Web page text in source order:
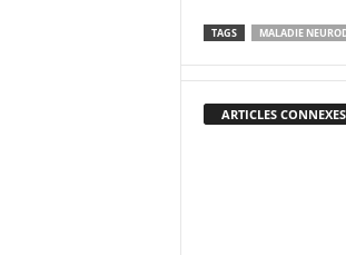
TAGS MALADIE
ARTICLES CONNEXES